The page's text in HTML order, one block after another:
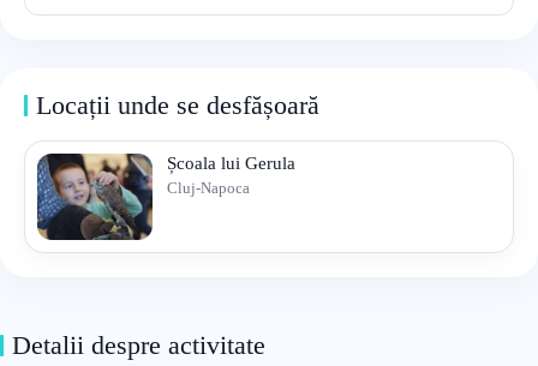
Locații unde se desfășoară
Școala lui Gerula
Cluj-Napoca
Detalii despre activitate